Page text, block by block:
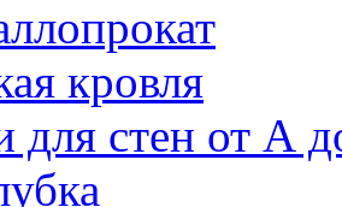
кровля
для стен от А